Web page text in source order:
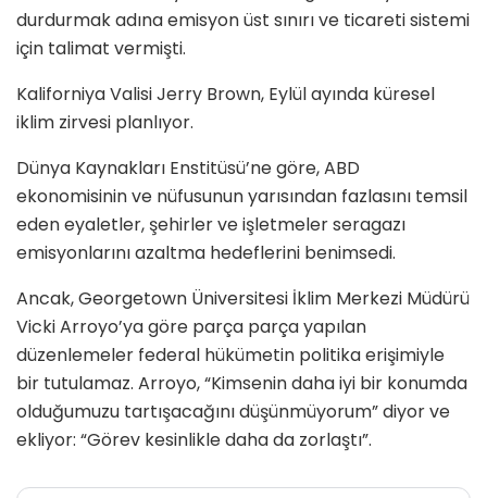
durdurmak adına emisyon üst sınırı ve ticareti sistemi
için talimat vermişti.
Kaliforniya Valisi Jerry Brown, Eylül ayında küresel
iklim zirvesi planlıyor.
Dünya Kaynakları Enstitüsü’ne göre, ABD
ekonomisinin ve nüfusunun yarısından fazlasını temsil
eden eyaletler, şehirler ve işletmeler seragazı
emisyonlarını azaltma hedeflerini benimsedi.
Ancak, Georgetown Üniversitesi İklim Merkezi Müdürü
Vicki Arroyo’ya göre parça parça yapılan
düzenlemeler federal hükümetin politika erişimiyle
bir tutulamaz. Arroyo, “Kimsenin daha iyi bir konumda
olduğumuzu tartışacağını düşünmüyorum” diyor ve
ekliyor: “Görev kesinlikle daha da zorlaştı”.